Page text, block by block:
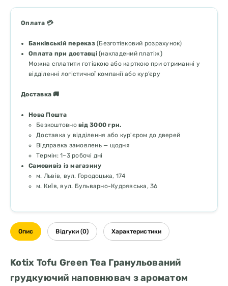
Оплата 💳
Банківській переказ(Безготівковий розрахунок)
Оплата при доставці(накладений платіж)
Можна сплатити готівкою або карткою при отриманні у
відділенні логістичної компанії або кур’єру
Доставка 🚚
Нова Пошта
Безкоштовно від 3000 грн.
Доставка у відділення або кур'єром до дверей
Відправка замовлень — щодня
Термін: 1–3 робочі дні
Самовивіз із магазину
м. Львів, вул. Городоцька, 174
м. Київ, вул. Бульварно-Кудрявська, 36
Опис Відгуки (0) Характеристики
Kotix Tofu Green Tea Гранульований
грудкуючий наповнювач з ароматом